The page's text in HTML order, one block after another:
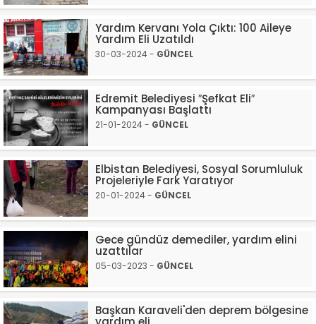
Yardım Kervanı Yola Çıktı: 100 Aileye
Yardım Eli Uzatıldı
30-03-2024 - GÜNCEL
Edremit Belediyesi ″Şefkat Eli″
Kampanyası Başlattı
21-01-2024 - GÜNCEL
Elbistan Belediyesi, Sosyal Sorumluluk
Projeleriyle Fark Yaratıyor
20-01-2024 - GÜNCEL
Gece gündüz demediler, yardım elini
uzattılar
05-03-2023 - GÜNCEL
Başkan Karaveli'den deprem bölgesine